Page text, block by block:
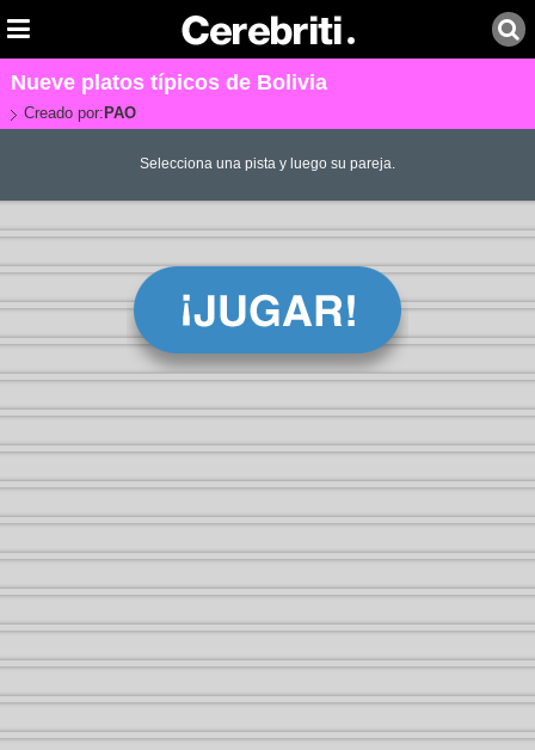
Nueve platos típicos de Bolivia
Creado por: PAO
Selecciona una pista y luego su pareja.